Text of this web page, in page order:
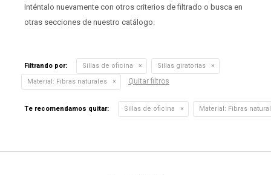
Inténtalo nuevamente con otros criterios de filtrado o busca en
otras secciones de nuestro catálogo.
Filtrando por: Sillas de oficina
Sillas giratorias
Material: Fibras naturales Quitar filtros
Te recomendamos quitar: Sillas de oficina Material: Fibras